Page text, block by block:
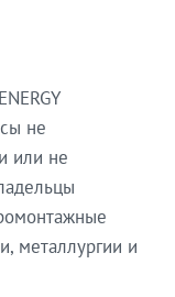
не
или не
металлургии и